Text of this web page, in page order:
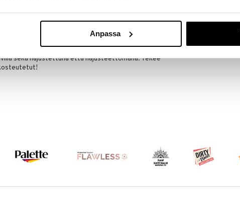
Anpassa
Hyvä tuotesarja joka sopii kuivalle ja erittäin
Creme on aito kauneusklassikko! Sen glyseriinillä
kuivaa ihoa vaikeimmissakin olosuhteissa.
sekä hajustettuna että hajusteettomana. Tekee